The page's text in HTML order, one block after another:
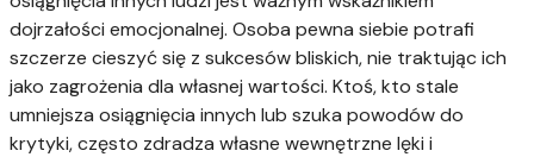
dojrzałości emocjonalnej. Osoba pewna siebie potrafi
szczerze cieszyć się z sukcesów bliskich, nie traktując ich
jako zagrożenia dla własnej wartości. Ktoś, kto stale
umniejsza osiągnięcia innych lub szuka powodów do
krytyki, często zdradza własne wewnętrzne lęki i